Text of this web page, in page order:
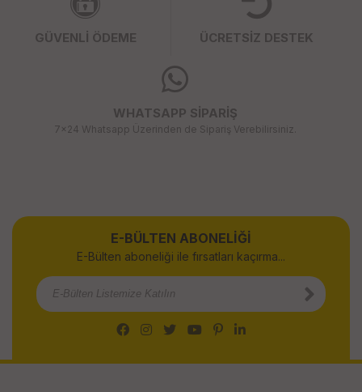
GÜVENLİ ÖDEME ÜCRETSİZ DESTEK
WHATSAPP SİPARİŞ
7x24 Whatsapp Üzerinden de Sipariş Verebilirsiniz.
E-BÜLTEN ABONELİĞİ
E-Bülten aboneliği ile fırsatları kaçırma...